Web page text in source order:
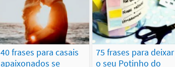
40 frases para casais
apaixonados se
75 frases para deixar
o seu Potinho do